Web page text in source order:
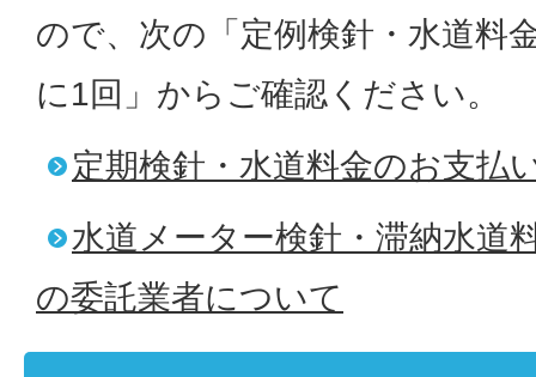
ので、次の「定例検針・水道料
に1回」からご確認ください。
定期検針・水道料金のお支払
水道メーター検針・滞納水道
の委託業者について